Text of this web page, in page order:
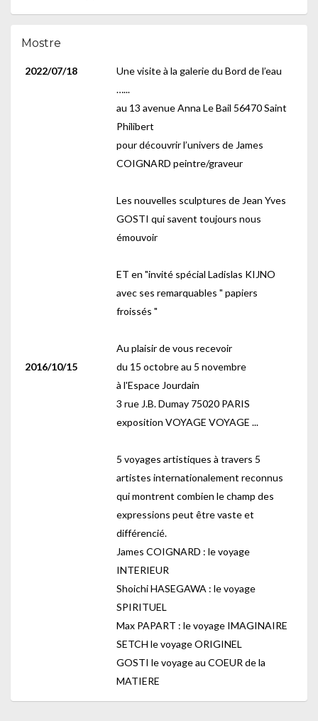
Mostre
2022/07/18
Une visite à la galerie du Bord de l’eau
…...
au 13 avenue Anna Le Bail 56470 Saint
Philibert
pour découvrir l’univers de James
COIGNARD peintre/graveur
Les nouvelles sculptures de Jean Yves
GOSTI qui savent toujours nous
émouvoir
ET en "invité spécial Ladislas KIJNO
avec ses remarquables " papiers
froissés "
Au plaisir de vous recevoir
2016/10/15
du 15 octobre au 5 novembre
à l'Espace Jourdain
3 rue J.B. Dumay 75020 PARIS
exposition VOYAGE VOYAGE ...
5 voyages artistiques à travers 5
artistes internationalement reconnus
qui montrent combien le champ des
expressions peut être vaste et
différencié.
James COIGNARD : le voyage
INTERIEUR
Shoichi HASEGAWA : le voyage
SPIRITUEL
Max PAPART : le voyage IMAGINAIRE
SETCH le voyage ORIGINEL
GOSTI le voyage au COEUR de la
MATIERE